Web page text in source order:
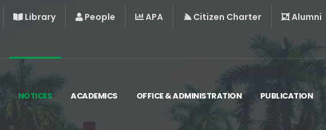
Library People APA Citizen Charter
Alumni
NOTICES ACADEMICS OFFICE & ADMINISTRATION PUBLICATION